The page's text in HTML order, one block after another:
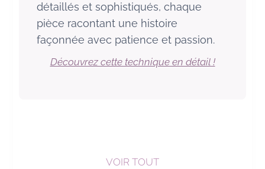
détaillés et sophistiqués, chaque
pièce racontant une histoire
façonnée avec patience et passion.
Découvrez cette technique en détail !
VOIR TOUT